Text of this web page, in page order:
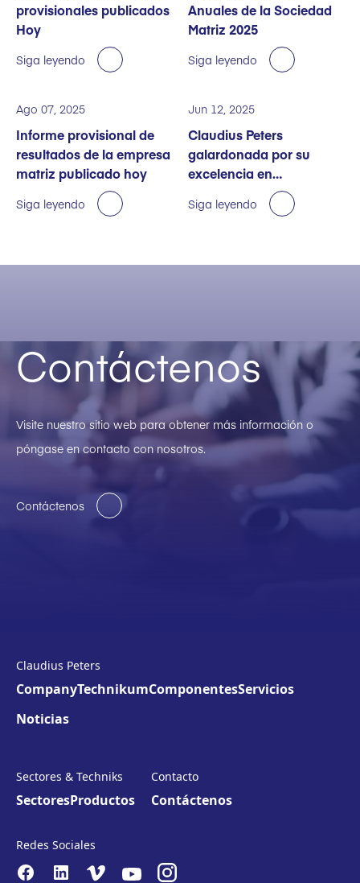
provisionales publicados
Hoy
Siga leyendo
Anuales de la Sociedad
Matriz 2025
Siga leyendo
Ago 07, 2025
Informe provisional de
resultados de la empresa
matriz publicado hoy
Siga leyendo
Jun 12, 2025
Claudius Peters
galardonada por su
excelencia en
sostenibilidad
Siga leyendo
Contáctenos
Visite nuestro sitio web para obtener más información o
póngase en contacto con nosotros.
Contáctenos
Claudius Peters
CompanyTechnikumComponentesServicios
Noticias
Sectores & Techniks
SectoresProductos
Contacto
Contáctenos
Redes Sociales